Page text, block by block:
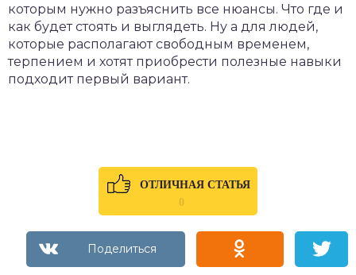
которым нужно разъяснить все нюансы. Что где и
как будет стоять и выглядеть. Ну а для людей,
которые располагают свободным временем,
терпением и хотят приобрести полезные навыки
подходит первый вариант.
ОТЛИЧНАЯ СТАТЬЯ
0